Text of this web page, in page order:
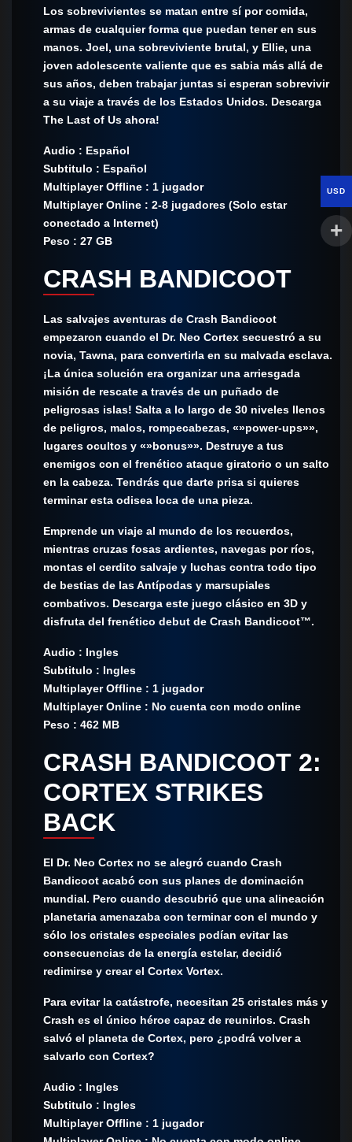
Los sobrevivientes se matan entre sí por comida,
armas de cualquier forma que puedan tener en sus
manos. Joel, una sobreviviente brutal, y Ellie, una
joven adolescente valiente que es sabia más allá de
sus años, deben trabajar juntas si esperan sobrevivir
a su viaje a través de los Estados Unidos. Descarga
The Last of Us ahora!
Audio : Español
Subtitulo : Español
Multiplayer Offline : 1 jugador
Multiplayer Online : 2-8 jugadores (Solo estar
conectado a Internet)
Peso : 27 GB
CRASH BANDICOOT
Las salvajes aventuras de Crash Bandicoot
empezaron cuando el Dr. Neo Cortex secuestró a su
novia, Tawna, para convertirla en su malvada esclava.
¡La única solución era organizar una arriesgada
misión de rescate a través de un puñado de
peligrosas islas! Salta a lo largo de 30 niveles llenos
de peligros, malos, rompecabezas, «»power-ups»»,
lugares ocultos y «»bonus»». Destruye a tus
enemigos con el frenético ataque giratorio o un salto
en la cabeza. Tendrás que darte prisa si quieres
terminar esta odisea loca de una pieza.
Emprende un viaje al mundo de los recuerdos,
mientras cruzas fosas ardientes, navegas por ríos,
montas el cerdito salvaje y luchas contra todo tipo
de bestias de las Antípodas y marsupiales
combativos. Descarga este juego clásico en 3D y
disfruta del frenético debut de Crash Bandicoot™.
Audio : Ingles
Subtitulo : Ingles
Multiplayer Offline : 1 jugador
Multiplayer Online : No cuenta con modo online
Peso : 462 MB
CRASH BANDICOOT 2:
CORTEX STRIKES
BACK
El Dr. Neo Cortex no se alegró cuando Crash
Bandicoot acabó con sus planes de dominación
mundial. Pero cuando descubrió que una alineación
planetaria amenazaba con terminar con el mundo y
sólo los cristales especiales podían evitar las
consecuencias de la energía estelar, decidió
redimirse y crear el Cortex Vortex.
Para evitar la catástrofe, necesitan 25 cristales más y
Crash es el único héroe capaz de reunirlos. Crash
salvó el planeta de Cortex, pero ¿podrá volver a
salvarlo con Cortex?
Audio : Ingles
Subtitulo : Ingles
Multiplayer Offline : 1 jugador
USD